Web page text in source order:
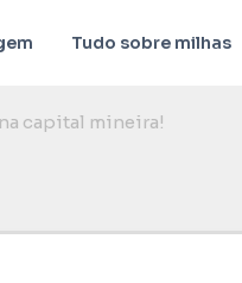
Tudo sobre milhas
capital mineira!